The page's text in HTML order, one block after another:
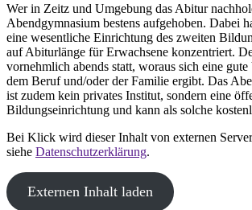
Wer in Zeitz und Umgebung das Abitur
Abendgymnasium bestens aufgehoben. Dabei
eine wesentliche Einrichtung des zweiten
auf Abiturlänge für Erwachsene konzentriert.
vornehmlich abends statt, woraus sich eine
dem Beruf und/oder der Familie ergibt. Das
ist zudem kein privates Institut, sondern eine
Bildungseinrichtung und kann als solche
Bei Klick wird dieser Inhalt von externen
siehe Datenschutzerklärung.
Externen Inhalt laden